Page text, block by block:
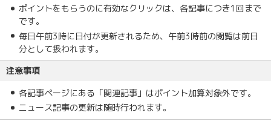
ポイントをもらうのに有効なクリックは、各記事につき1回まで
です。
毎日午前3時に日付が更新されるため、午前3時前の閲覧は前日
分として扱われます。
注意事項
各記事ページにある「関連記事」はポイント加算対象外です。
ニュース記事の更新は随時行われます。